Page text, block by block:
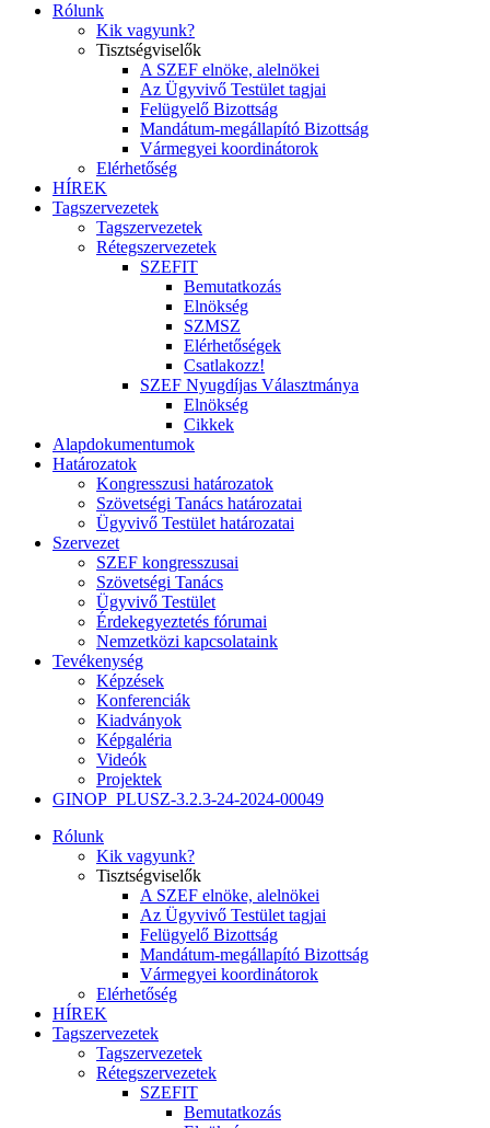
Rólunk
Kik vagyunk?
Tisztségviselők
A SZEF elnöke, alelnökei
Az Ügyvivő Testület tagjai
Felügyelő Bizottság
Mandátum-megállapító Bizottság
Vármegyei koordinátorok
Elérhetőség
HÍREK
Tagszervezetek
Tagszervezetek
Rétegszervezetek
SZEFIT
Bemutatkozás
Elnökség
SZMSZ
Elérhetőségek
Csatlakozz!
SZEF Nyugdíjas Választmánya
Elnökség
Cikkek
Alapdokumentumok
Határozatok
Kongresszusi határozatok
Szövetségi Tanács határozatai
Ügyvivő Testület határozatai
Szervezet
SZEF kongresszusai
Szövetségi Tanács
Ügyvivő Testület
Érdekegyeztetés fórumai
Nemzetközi kapcsolataink
Tevékenység
Képzések
Konferenciák
Kiadványok
Képgaléria
Videók
Projektek
GINOP_PLUSZ-3.2.3-24-2024-00049
Rólunk
Kik vagyunk?
Tisztségviselők
A SZEF elnöke, alelnökei
Az Ügyvivő Testület tagjai
Felügyelő Bizottság
Mandátum-megállapító Bizottság
Vármegyei koordinátorok
Elérhetőség
HÍREK
Tagszervezetek
Tagszervezetek
Rétegszervezetek
SZEFIT
Bemutatkozás